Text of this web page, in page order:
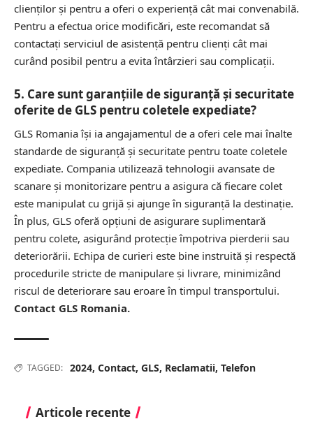
clienților și pentru a oferi o experiență cât mai convenabilă.
Pentru a efectua orice modificări, este recomandat să
contactați serviciul de asistență pentru clienți cât mai
curând posibil pentru a evita întârzieri sau complicații.
5. Care sunt garanțiile de siguranță și securitate
oferite de GLS pentru coletele expediate?
GLS Romania își ia angajamentul de a oferi cele mai înalte
standarde de siguranță și securitate pentru toate coletele
expediate. Compania utilizează tehnologii avansate de
scanare și monitorizare pentru a asigura că fiecare colet
este manipulat cu grijă și ajunge în siguranță la destinație.
În plus, GLS oferă opțiuni de asigurare suplimentară
pentru colete, asigurând protecție împotriva pierderii sau
deteriorării. Echipa de curieri este bine instruită și respectă
procedurile stricte de manipulare și livrare, minimizând
riscul de deteriorare sau eroare în timpul transportului.
Contact GLS Romania.
TAGGED: 2024, Contact, GLS, Reclamatii, Telefon
Articole recente